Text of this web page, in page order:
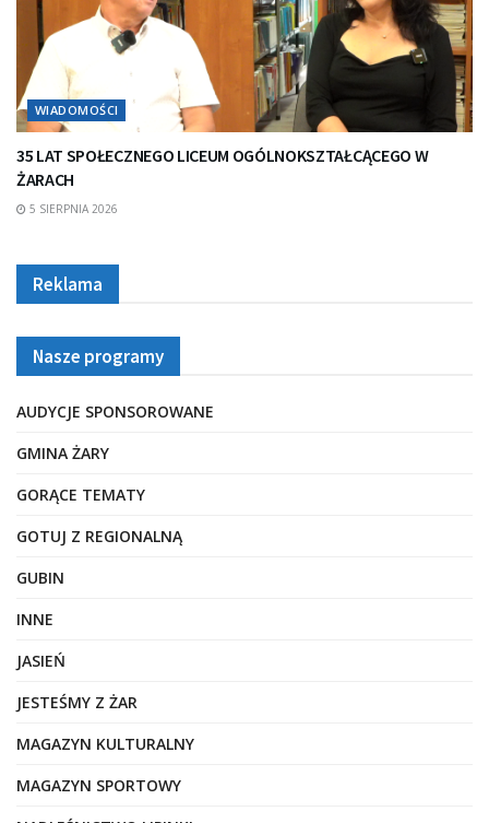
WIADOMOŚCI
35 LAT SPOŁECZNEGO LICEUM OGÓLNOKSZTAŁCĄCEGO W
ŻARACH
5 SIERPNIA 2026
Reklama
Nasze programy
AUDYCJE SPONSOROWANE
GMINA ŻARY
GORĄCE TEMATY
GOTUJ Z REGIONALNĄ
GUBIN
INNE
JASIEŃ
JESTEŚMY Z ŻAR
MAGAZYN KULTURALNY
MAGAZYN SPORTOWY